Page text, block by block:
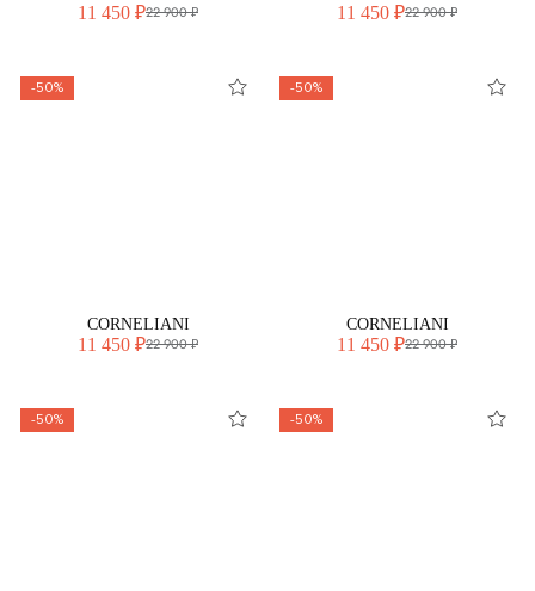
11 450 ₽22 900 ₽ 11 450 ₽22 900 ₽
-50%
CORNELIANI
11 450 ₽22 900 ₽
-50%
CORNELIANI
11 450 ₽22 900 ₽
-50% -50%